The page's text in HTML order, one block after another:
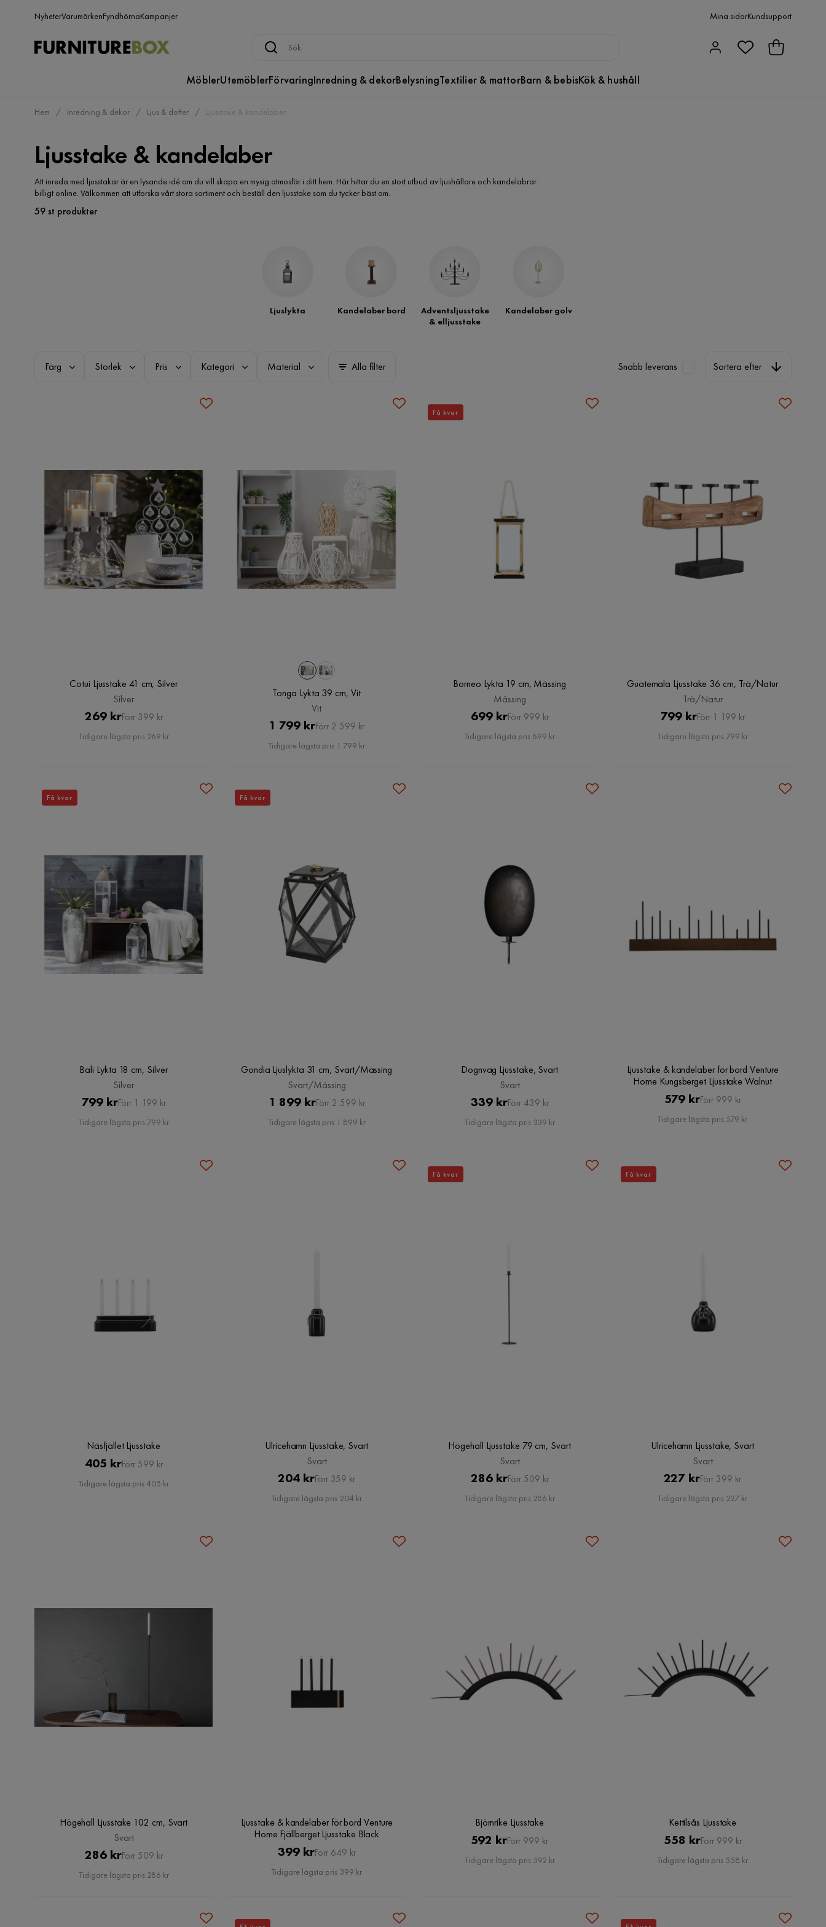
NyheterVarumärkenFyndhörnaKampanjer Mina sidorKundsupport
MöblerUtemöblerFörvaringInredning & dekorBelysningTextilier & mattorBarn & bebisKök & hushåll
Hem Inredning & dekor Ljus & dofter Ljusstake & kandelaber
Ljusstake & kandelaber
Att inreda med ljusstakar är en lysande idé om du vill skapa en mysig atmosfär i ditt hem. Här hittar du en stort utbud av ljushållare och kandelabrar
billigt online. Välkommen att utforska vårt stora sortiment och beställ den ljusstake som du tycker bäst om.
59 st produkter
Ljuslykta Kandelaber bord
Adventsljusstake
& elljusstake
Kandelaber golv
Färg Storlek Pris Kategori Material Alla filter Snabb leverans Sortera efter
Cotui Ljusstake 41 cm, Silver
Silver
Pris
269 krOriginal
Pris
Förr 399 kr
Tidigare lägsta pris 269 kr
Tonga Lykta 39 cm, Vit
Vit
Pris
1 799 krOriginal
Pris
Förr 2 599 kr
Tidigare lägsta pris 1 799 kr
Borneo Lykta 19 cm, Mässing
Mässing
Pris
699 krOriginal
Pris
Förr 999 kr
Tidigare lägsta pris 699 kr
Få kvar
Guatemala Ljusstake 36 cm, Trä/Natur
Trä/Natur
Pris
799 kr Original
Pris
Förr 1 199 kr
Tidigare lägsta pris 799 kr
Bali Lykta 18 cm, Silver
Silver
Pris
799 kr Original
Pris
Förr 1 199 kr
Tidigare lägsta pris 799 kr
Få kvar
Gondia Ljuslykta 31 cm, Svart/Mässing
Svart/Mässing
Pris
1 899 krOriginal
Pris
Förr 2 599 kr
Tidigare lägsta pris 1 899 kr
Få kvar
Dognvag Ljusstake, Svart
Svart
Pris
339 krOriginal
Pris
Förr 439 kr
Tidigare lägsta pris 339 kr
Ljusstake & kandelaber för bord Venture
Home Kungsberget Ljusstake Walnut
Pris
579 krOriginal
Pris
Förr 999 kr
Tidigare lägsta pris 579 kr
Näsfjället Ljusstake
Pris
405 krOriginal
Pris
Förr 599 kr
Tidigare lägsta pris 405 kr
Ulricehamn Ljusstake, Svart
Svart
Pris
204 krOriginal
Pris
Förr 359 kr
Tidigare lägsta pris 204 kr
Högehall Ljusstake 79 cm, Svart
Svart
Pris
286 krOriginal
Pris
Förr 509 kr
Tidigare lägsta pris 286 kr
Få kvar
Ulricehamn Ljusstake, Svart
Svart
Pris
227 krOriginal
Pris
Förr 399 kr
Tidigare lägsta pris 227 kr
Få kvar
Högehall Ljusstake 102 cm, Svart
Svart
Pris
286 krOriginal
Pris
Förr 509 kr
Tidigare lägsta pris 286 kr
Ljusstake & kandelaber för bord Venture
Home Fjällberget Ljusstake Black
Pris
399 krOriginal
Pris
Förr 649 kr
Tidigare lägsta pris 399 kr
Björnrike Ljusstake
Pris
592 krOriginal
Pris
Förr 999 kr
Tidigare lägsta pris 592 kr
Kettilsås Ljusstake
Pris
558 krOriginal
Pris
Förr 999 kr
Tidigare lägsta pris 558 kr